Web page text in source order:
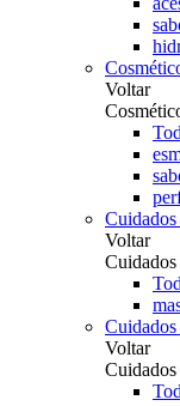
Voltar
Voltar
Cuidados
Voltar
Cuidados